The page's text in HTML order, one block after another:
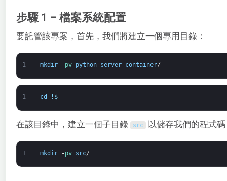
步驟 1 – 檔案系統配置
要託管該專案，首先，我們將建立一個專用目錄：
1 mkdir -pv python-server-container/
1 cd ! $
在該目錄中，建立一個子目錄 src 以儲存我們的程式碼
1 mkdir -pv src/